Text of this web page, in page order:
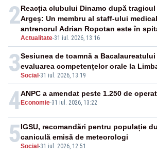
2
Actualitate-31 iul. 2026, 13:16
Reacția clubului Dinamo după
Argeș: Un membru al staff-ului
antrenorul Adrian Ropotan este în
3Social -31 iul. 2026, 13:19
Sesiunea de toamnă a
evaluarea competențelor orale la
4 Economie-31 iul. 2026, 13:22
ANPC a amendat peste 1.250 de
5Social -31 iul. 2026, 12:51
IGSU, recomandări pentru populație
caniculă emisă de meteorologi